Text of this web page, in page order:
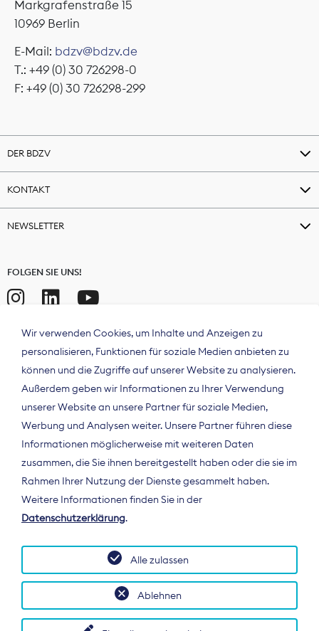
Markgrafenstraße 15
10969 Berlin
E-Mail: bdzv@bdzv.de
T.: +49 (0) 30 726298-0
F: +49 (0) 30 726298-299
DER BDZV
KONTAKT
NEWSLETTER
FOLGEN SIE UNS!
Der Bundesverband Digitalpublisher und
Zeitungsverleger (BDZV) vertritt als
Spitzenorganisation die Interessen der
Deutschland und auf EU-Ebene.
Wir verwenden Cookies, um Inhalte und Anzeigen zu
personalisieren, Funktionen für soziale Medien anbieten zu
können und die Zugriffe auf unserer Website zu analysieren.
Außerdem geben wir Informationen zu Ihrer Verwendung
unserer Website an unsere Partner für soziale Medien,
Werbung und Analysen weiter. Unsere Partner führen diese
Informationen möglicherweise mit weiteren Daten
zusammen, die Sie ihnen bereitgestellt haben oder die sie im
Rahmen Ihrer Nutzung der Dienste gesammelt haben.
Weitere Informationen finden Sie in der
Datenschutzerklärung.
Ablehnen
Alle zulassen